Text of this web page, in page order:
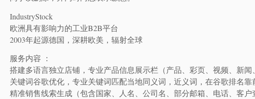
IndustryStock
欧洲具有影响力的工业B2B平台
2003年起源德国，深耕欧美，辐射全球
服务内容 ：
搭建多语言独立店铺，专业产品信息展示栏（产品、彩页、视频、新闻
关键词谷歌优化，专业关键词匹配当地同义词，近义词，在谷歌排名靠
精准销售线索生成（包含国家、人名、公司名、部分邮箱、电话、客户